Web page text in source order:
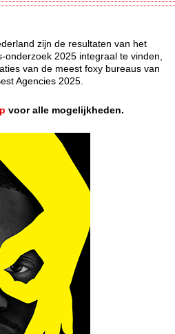
zijn de resultaten van het
onderzoek 2025 integraal te vinden,
van de meest foxy bureaus van
Agencies 2025.
voor alle mogelijkheden.